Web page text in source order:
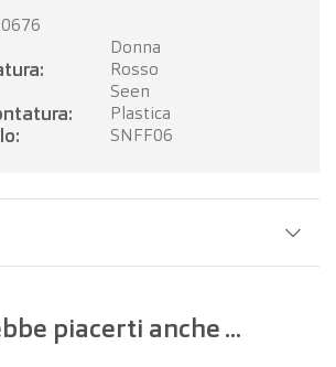
Donna
Rosso
Seen
Plastica
SNFF06
della lente: 53 mm
piacerti anche ...